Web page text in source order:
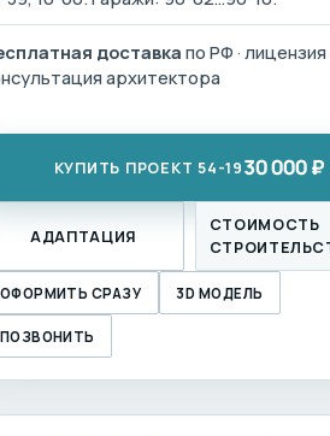
доставка по РФ · лицензия
архитектора
КУПИТЬ ПРОЕКТ 54-1930 000 ₽
АДАПТАЦИЯ
СТОИМОСТЬ
ОФОРМИТЬ СРАЗУ 3D МОДЕЛЬ
ПОЗВОНИТЬ